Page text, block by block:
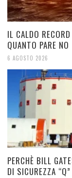
IL CALDO
QUANTO PARE NO
6 AGOSTO 2026
PERCHÈ BILL
DI SICUREZZA